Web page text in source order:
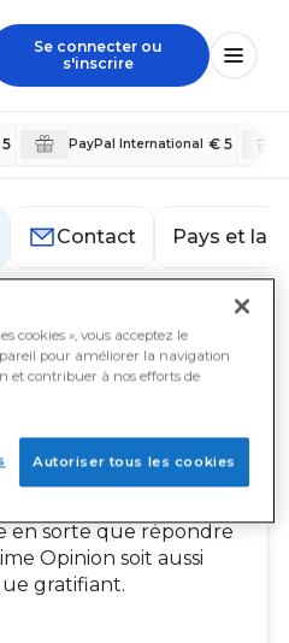
Se connecter ou
s'inscrire
PayPal International € 5
Contact Pays et
en leur offrant la
en sorte que répondre
Opinion soit aussi
gratifiant.
cookies », vous acceptez le
pour améliorer la navigation
et contribuer à nos efforts de
Autoriser tous les cookies